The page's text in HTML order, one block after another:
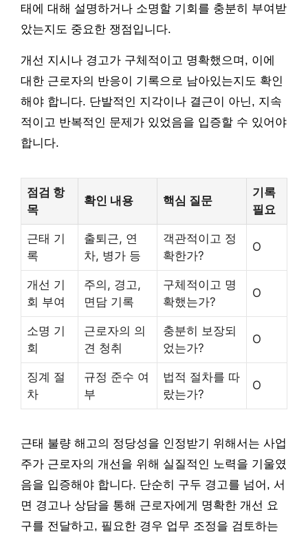
태에 대해 설명하거나 소명할 기회를 충분히 부여받
았는지도 중요한 쟁점입니다.
개선 지시나 경고가 구체적이고 명확했으며, 이에
대한 근로자의 반응이 기록으로 남아있는지도 확인
해야 합니다. 단발적인 지각이나 결근이 아닌, 지속
적이고 반복적인 문제가 있었음을 입증할 수 있어야
합니다.
점검 항
목
확인 내용 핵심 질문
기록
필요
근태 기
록
출퇴근, 연
차, 병가 등
객관적이고 정
확한가?
O
개선 기
회 부여
주의, 경고,
면담 기록
구체적이고 명
확했는가?
O
소명 기
회
근로자의 의
견 청취
충분히 보장되
었는가?
O
징계 절
차
규정 준수 여
부
법적 절차를 따
랐는가?
O
근태 불량 해고의 정당성을 인정받기 위해서는 사업
주가 근로자의 개선을 위해 실질적인 노력을 기울였
음을 입증해야 합니다. 단순히 구두 경고를 넘어, 서
면 경고나 상담을 통해 근로자에게 명확한 개선 요
구를 전달하고, 필요한 경우 업무 조정을 검토하는